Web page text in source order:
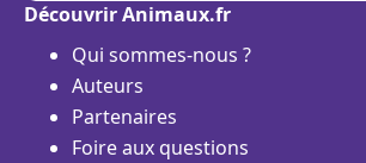
Découvrir Animaux.fr
Qui sommes-nous ?
Auteurs
Partenaires
Foire aux questions